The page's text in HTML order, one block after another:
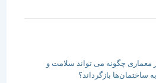
چگونه می تواند سلامت و
بازگرداند؟